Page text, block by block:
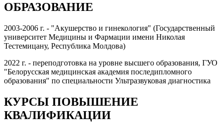
ОБРАЗОВАНИЕ
2003-2006 г. - "Акушерство и гинекология" (Государственный
университет Медицины и Фармации имени Николая
Тестемицану, Республика Молдова)
2022 г. - переподготовка на уровне высшего образования, ГУО
"Белорусская медицинская академия последипломного
образования" по специальности Ультразвуковая диагностика
КУРСЫ ПОВЫШЕНИЕ
КВАЛИФИКАЦИИ